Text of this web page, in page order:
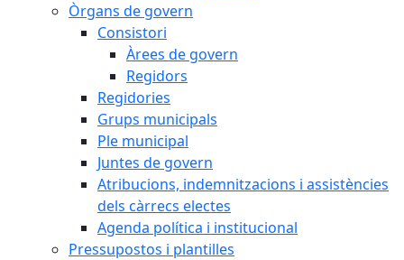
Òrgans de govern
Consistori
Àrees de govern
Regidors
Regidories
Grups municipals
Ple municipal
Juntes de govern
Atribucions, indemnitzacions i assistències
dels càrrecs electes
Agenda política i institucional
Pressupostos i plantilles